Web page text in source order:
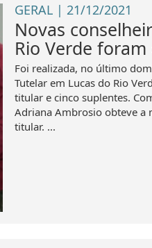
GERAL | 21/12/2021
Novas
Rio Verde
Foi realizada, no último
Tutelar em Lucas do Rio
titular e cinco suplentes.
Adriana Ambrosio obteve a
titular. ...